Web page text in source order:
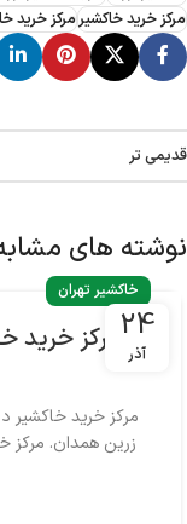
مرکز خرید خاکشیرمرکز خرید
قدیمی تر
نوشته های
24
آذر
خاکشیر تهران
مرکز خرید
مرکز خرید خاکشیر
زرین همدان. مرکز